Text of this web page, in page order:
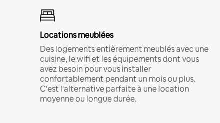
Locations meublées
Des logements entièrement meublés avec une
cuisine, le wifi et les équipements dont vous
avez besoin pour vous installer
confortablement pendant un mois ou plus.
C'est l'alternative parfaite à une location
moyenne ou longue durée.